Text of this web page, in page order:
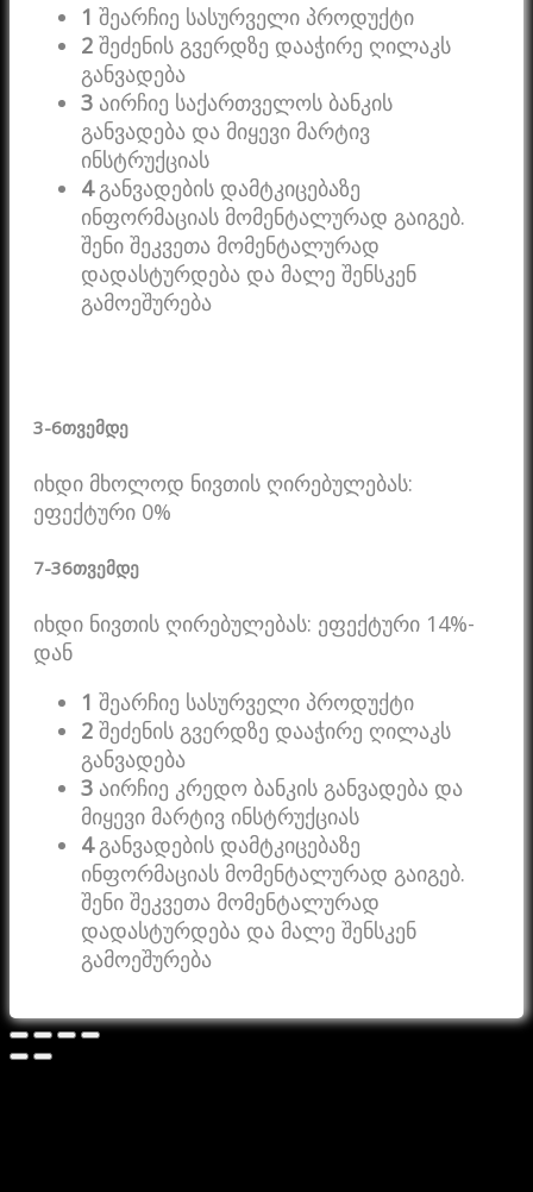
1 შეარჩიე სასურველი პროდუქტი
2 შეძენის გვერდზე დააჭირე ღილაკს
განვადება
3 აირჩიე საქართველოს ბანკის
განვადება და მიყევი მარტივ
ინსტრუქციას
4განვადების დამტკიცებაზე
ინფორმაციას მომენტალურად გაიგებ.
შენი შეკვეთა მომენტალურად
დადასტურდება და მალე შენსკენ
გამოეშურება
3-6თვემდე
იხდი მხოლოდ ნივთის ღირებულებას:
ეფექტური 0%
7-36თვემდე
იხდი ნივთის ღირებულებას: ეფექტური 14%-
დან
1 შეარჩიე სასურველი პროდუქტი
2 შეძენის გვერდზე დააჭირე ღილაკს
განვადება
3 აირჩიე კრედო ბანკის განვადება და
მიყევი მარტივ ინსტრუქციას
4განვადების დამტკიცებაზე
ინფორმაციას მომენტალურად გაიგებ.
შენი შეკვეთა მომენტალურად
დადასტურდება და მალე შენსკენ
გამოეშურება